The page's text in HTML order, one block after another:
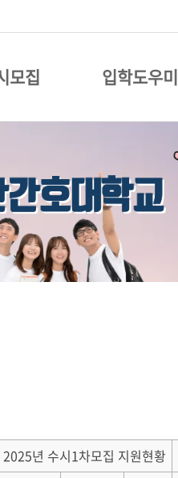
모집 입학도우미
2025년 수시1차모집 지원현황